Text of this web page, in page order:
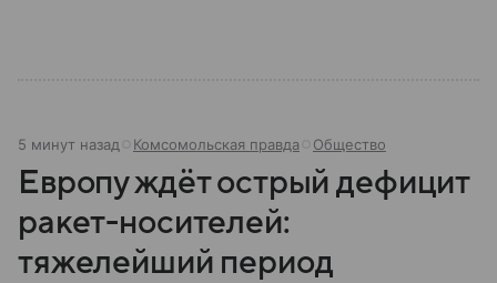
5 минут назад Комсомольская правда Общество
Европу ждёт острый дефицит
ракет-носителей:
тяжелейший период